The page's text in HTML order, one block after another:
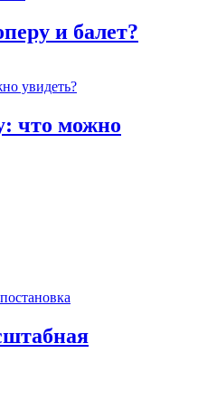
и балет?
что можно